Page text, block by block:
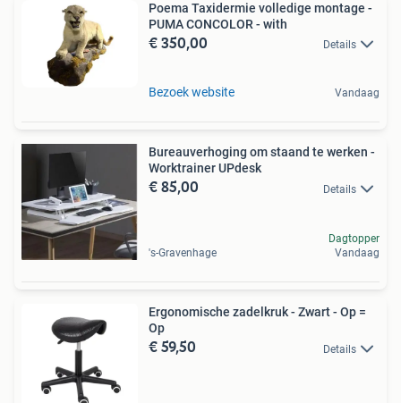
Poema Taxidermie volledige montage -
PUMA CONCOLOR - with
€ 350,00 Details
Bezoek website Vandaag
Bureauverhoging om staand te werken -
Worktrainer UPdesk
€ 85,00 Details
's-Gravenhage
Dagtopper
Vandaag
Ergonomische zadelkruk - Zwart - Op =
Op
€ 59,50 Details